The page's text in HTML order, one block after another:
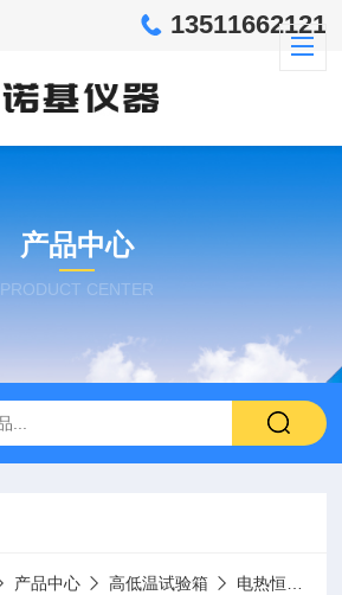
13511662121
产品中心
PRODUCT CENTER
产品中心 高低温试验箱 电热恒温培养箱